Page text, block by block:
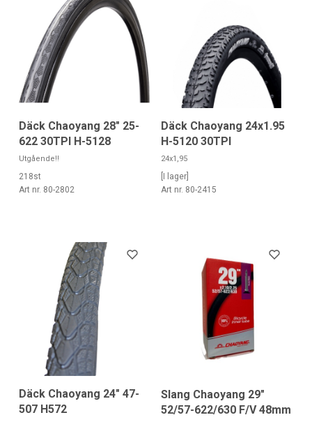
Däck Chaoyang 28" 25-
622 30TPI H-5128
Utgående!!
218st
Art nr. 80-2802
Däck Chaoyang 24x1.95
H-5120 30TPI
24x1,95
[I lager]
Art nr. 80-2415
Däck Chaoyang 24" 47-
507 H572
Slang Chaoyang 29"
52/57-622/630 F/V 48mm